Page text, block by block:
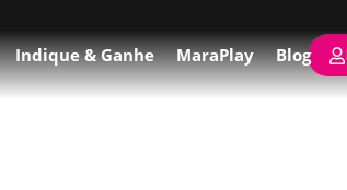
Indique & Ganhe MaraPlay Blog